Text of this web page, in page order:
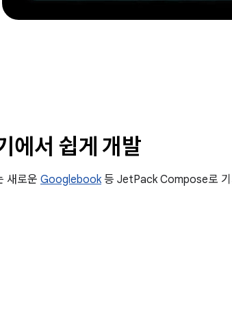
에서 쉽게 개발
새로운 Googlebook등 JetPack Compose로 기